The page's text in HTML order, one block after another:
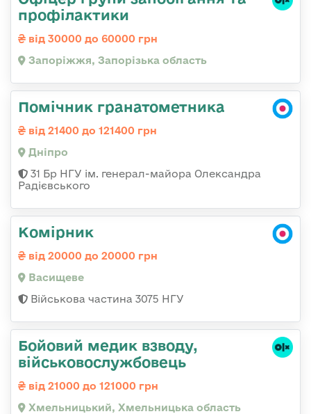
профілактики
від 30000 до 60000 грн
Запоріжжя, Запорізька область
Помічник гранатометника
від 21400 до 121400 грн
Дніпро
31 Бр НГУ ім. генерал-майора Олександра
Радієвського
Комірник
від 20000 до 20000 грн
Васищеве
Військова частина 3075 НГУ
Бойовий медик взводу,
військовослужбовець
від 21000 до 121000 грн
Хмельницький, Хмельницька область